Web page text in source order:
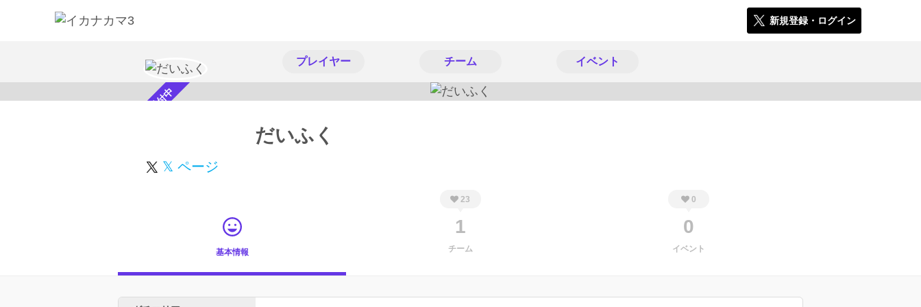
新規登録・ログイン
プレイヤー チーム イベント
スカウト受付中 だいふく
𝕏 ページ
基本情報
23
1
チーム
0
0
イベント